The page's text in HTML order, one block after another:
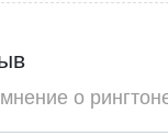
о